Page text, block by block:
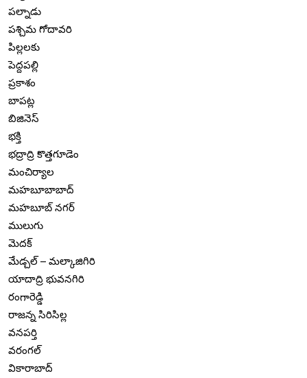
పల్నాడు
పశ్చిమ గోదావరి
పిల్లలకు
పెద్దపల్లి
ప్రకాశం
బాపట్ల
బిజినెస్
భక్తి
భద్రాద్రి కొత్తగూడెం
మంచిర్యాల
మహబూబాబాద్
మహబూబ్ నగర్
ములుగు
మెదక్
మేడ్చల్ – మల్కాజిగిరి
యాదాద్రి భువనగిరి
రంగారెడ్డి
రాజన్న సిరిసిల్ల
వనపర్తి
వరంగల్
వికారాబాద్